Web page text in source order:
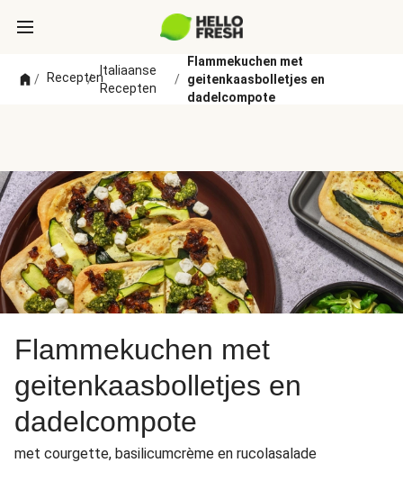
/ Recepten
/
Italiaanse
Recepten
/
Flammekuchen met
geitenkaasbolletjes en
dadelcompote
Flammekuchen met
geitenkaasbolletjes en
dadelcompote
met courgette, basilicumcrème en rucolasalade